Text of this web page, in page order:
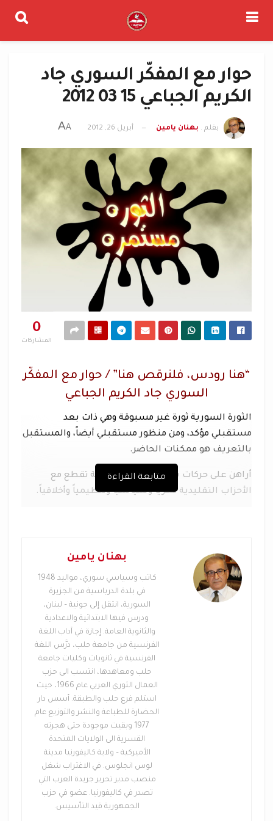
حوار مع المفكّر السوري جاد
الكريم الجباعي 15 03 2012
بقلم . بهنان يامين أبريل 26, 2012 A
A
0
المشاركات
“هنا رودس، فلنرقص هنا” / حوار مع المفكّر
السوري جاد الكريم الجباعي
الثورة السورية ثورة غير مسبوقة وهي ذات بعد
مستقبلي مؤكد، ومن منظور مستقبلي أيضاً، والمستقبل
بالتعريف هو ممكنات الحاضر.
أراهن على حركات سياسية جديدة شابة تقطع مع
الأحزاب التقليدية فكرياً وسياسياً وتنظيمياً وأخلاقياً .
حوار مع المفكّر السوري جاد الكريم الجباعي بمناسبة
الذكرى السنوية الأولى لانطلاقة ثورة الحرّية في سوريا:
متابعة القراءة
بهنان يامين
كاتب وسياسي سوري، مواليد 1948
في بلدة الدرباسية من الجزيرة
السورية، انتقل إلى جونية – لبنان،
ودرس فيها الابتدائية والاعدادية
والثانوية العامة. إجازة في آداب اللغة
الفرنسية من جامعة حلب، درَّس اللغة
الفرنسية في ثانويات وكليات جامعة
حلب ومعاهدها، انتسب الى حزب
العمال الثوري العربي عام 1966، حيث
استلم فرع حلب والطبقة. أسس دار
الحضارة للطباعة والنشر والتوزيع عام
1977 وبقيت موجودة حتى هجرته
القسرية الى الولايات المتحدة
الأميركية – ولاية كاليفورنيا مدينة
لوس انجلوس. في الاغتراب شغل
منصب مدير تحرير جريدة العرب التي
تصدر في كاليفورنيا. عضو في حزب
الجمهورية قيد التأسيس.